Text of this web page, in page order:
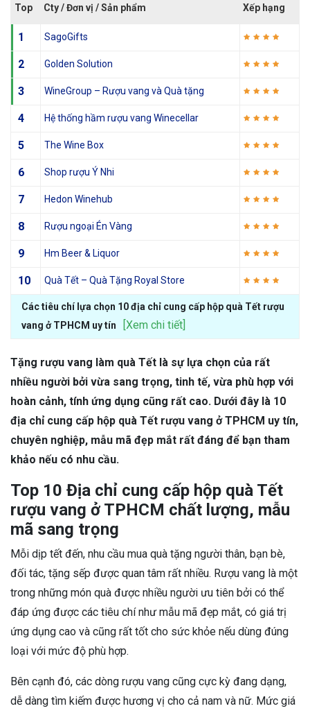
Top Cty / Đơn vị / Sản phẩm Xếp hạng
1 SagoGifts
2 Golden Solution
3 WineGroup – Rượu vang và Quà tặng
4 Hệ thống hầm rượu vang Winecellar
5 The Wine Box
6 Shop rượu Ý Nhi
7 Hedon Winehub
8 Rượu ngoại Én Vàng
9 Hm Beer & Liquor
10 Quà Tết – Quà Tặng Royal Store
Các tiêu chí lựa chọn 10 địa chỉ cung cấp hộp quà Tết rượu
vang ở TPHCM uy tín
[Xem chi tiết]
Tặng rượu vang làm quà Tết là sự lựa chọn của rất
nhiều người bởi vừa sang trọng, tinh tế, vừa phù hợp với
hoàn cảnh, tính ứng dụng cũng rất cao. Dưới đây là 10
địa chỉ cung cấp hộp quà Tết rượu vang ở TPHCM uy tín,
chuyên nghiệp, mẫu mã đẹp mắt rất đáng để bạn tham
khảo nếu có nhu cầu.
Top 10 Địa chỉ cung cấp hộp quà Tết
rượu vang ở TPHCM chất lượng, mẫu
mã sang trọng
Mỗi dịp tết đến, nhu cầu mua quà tặng người thân, bạn bè,
đối tác, tặng sếp được quan tâm rất nhiều. Rượu vang là một
trong những món quà được nhiều người ưu tiên bởi có thể
đáp ứng được các tiêu chí như mẫu mã đẹp mắt, có giá trị
ứng dụng cao và cũng rất tốt cho sức khỏe nếu dùng đúng
loại với mức độ phù hợp.
Bên cạnh đó, các dòng rượu vang cũng cực kỳ đang dạng,
dễ dàng tìm kiếm được hương vị cho cả nam và nữ. Mức giá